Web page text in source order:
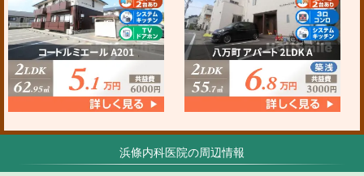
浜條内科医院の周辺情報